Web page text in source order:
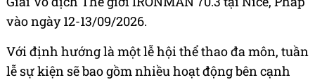
vào ngày 12-13/09/2026.
Với định hướng là một lễ hội thể thao đa môn, tuần
lễ sự kiện sẽ bao gồm nhiều hoạt động bên cạnh